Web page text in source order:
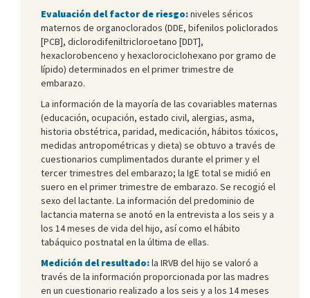
Evaluación del factor de riesgo:niveles séricos
maternos de organoclorados (DDE, bifenilos policlorados
[PCB], diclorodifeniltricloroetano [DDT],
hexaclorobenceno y hexaclorociclohexano por gramo de
lípido) determinados en el primer trimestre de
embarazo.
La información de la mayoría de las covariables maternas
(educación, ocupación, estado civil, alergias, asma,
historia obstétrica, paridad, medicación, hábitos tóxicos,
medidas antropométricas y dieta) se obtuvo a través de
cuestionarios cumplimentados durante el primer y el
tercer trimestres del embarazo; la IgE total se midió en
suero en el primer trimestre de embarazo. Se recogió el
sexo del lactante. La información del predominio de
lactancia materna se anotó en la entrevista a los seis y a
los 14 meses de vida del hijo, así como el hábito
tabáquico postnatal en la última de ellas.
Medición del resultado:la IRVB del hijo se valoró a
través de la información proporcionada por las madres
en un cuestionario realizado a los seis y a los 14 meses